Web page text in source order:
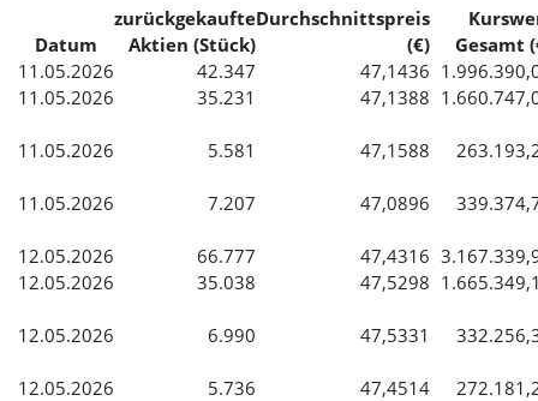
Datum
zurückgekaufte
Aktien (Stück)
Durchschnittspreis
(€)
Gesamt
11.05.2026
42.347 47,1436
11.05.2026
35.231 47,1388
11.05.2026 5.581 47,1588
11.05.2026 7.207 47,0896
12.05.2026 66.777 47,4316
12.05.2026
35.038 47,5298
12.05.2026 6.990 47,5331
12.05.2026 5.736 47,4514